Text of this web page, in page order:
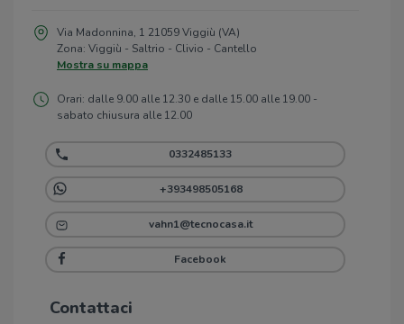
Via Madonnina, 1 21059 Viggiù (VA)
Zona: Viggiù - Saltrio - Clivio - Cantello
Mostra su mappa
Orari: dalle 9.00 alle 12.30 e dalle 15.00 alle 19.00 -
sabato chiusura alle 12.00
0332485133
+393498505168
vahn1@tecnocasa.it
Facebook
Contattaci